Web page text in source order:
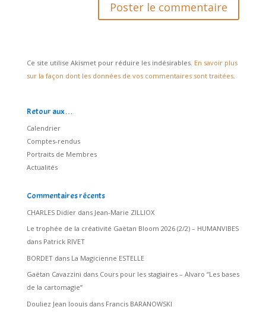
Ce site utilise Akismet pour réduire les indésirables. En savoir plus
sur la façon dont les données de vos commentaires sont traitées.
Retour aux…
Calendrier
Comptes-rendus
Portraits de Membres
Actualités
Commentaires récents
CHARLES Didierdans Jean-Marie ZILLIOX
Le trophée de la créativité Gaëtan Bloom 2026 (2/2) – HUMANVIBES
dans Patrick RIVET
BORDETdans La Magicienne ESTELLE
Gaëtan Cavazzini dans Cours pour les stagiaires – Alvaro “Les bases
de la cartomagie”
Douliez Jean loouisdans Francis BARANOWSKI